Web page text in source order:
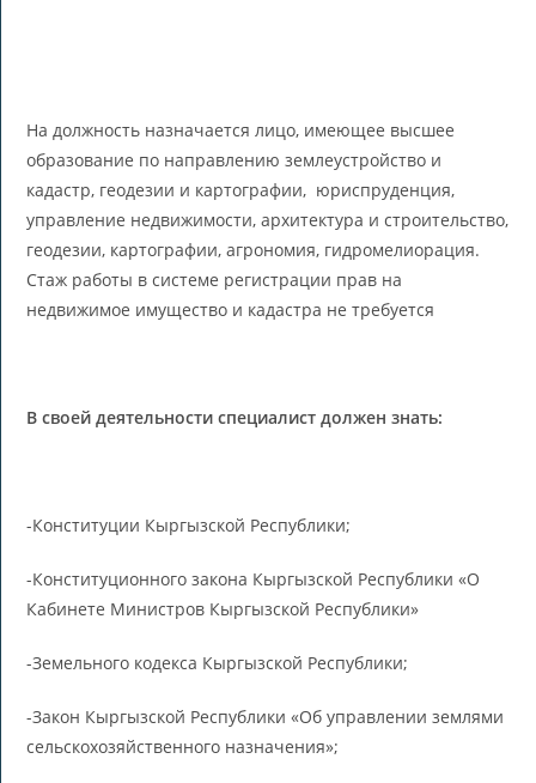
На должность назначается лицо, имеющее высшее
образование по направлению землеустройство и
кадастр, геодезии и картографии, юриспруденция,
управление недвижимости, архитектура и строительство,
геодезии, картографии, агрономия, гидромелиорация.
Стаж работы в системе регистрации прав на
недвижимое имущество и кадастра не требуется
В своей деятельности специалист должен знать:
-Конституции Кыргызской Республики;
-Конституционного закона Кыргызской Республики «О
Кабинете Министров Кыргызской Республики»
-Земельного кодекса Кыргызской Республики;
-Закон Кыргызской Республики «Об управлении землями
сельскохозяйственного назначения»;